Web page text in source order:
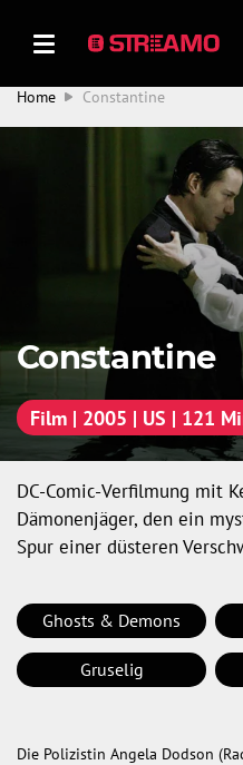
Home Constantine
Constantine
Film | 2005 | US | 121
DC-Comic-Verfilmung mit
Dämonenjäger, den ein
Spur einer düsteren
Ghosts & Demons
Gruselig
Die Polizistin Angela Dodson